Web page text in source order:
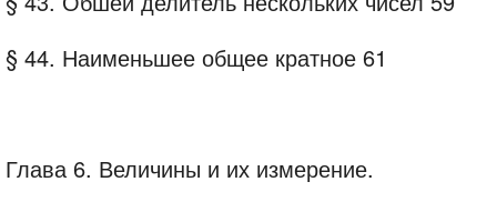
§ 44. Наименьшее общее кратное 61
Глава 6. Величины и их измерение.